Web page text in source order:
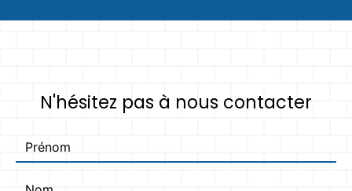
N'hésitez pas à nous contacter